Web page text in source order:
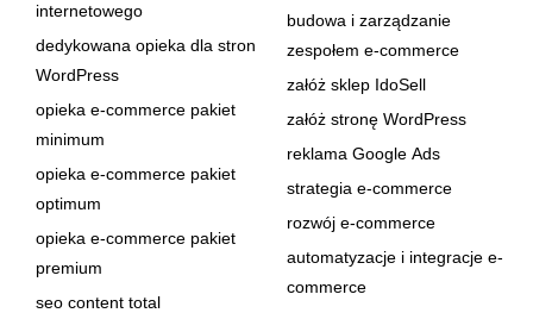
internetowego
dedykowana opieka dla stron
WordPress
opieka e-commerce pakiet
minimum
opieka e-commerce pakiet
optimum
opieka e-commerce pakiet
premium
seo content total
budowa i zarządzanie
zespołem e-commerce
załóż sklep IdoSell
załóż stronę WordPress
reklama Google Ads
strategia e-commerce
rozwój e-commerce
automatyzacje i integracje e-
commerce